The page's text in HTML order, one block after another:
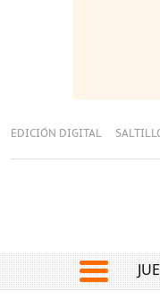
EDICIÓN DIGITAL